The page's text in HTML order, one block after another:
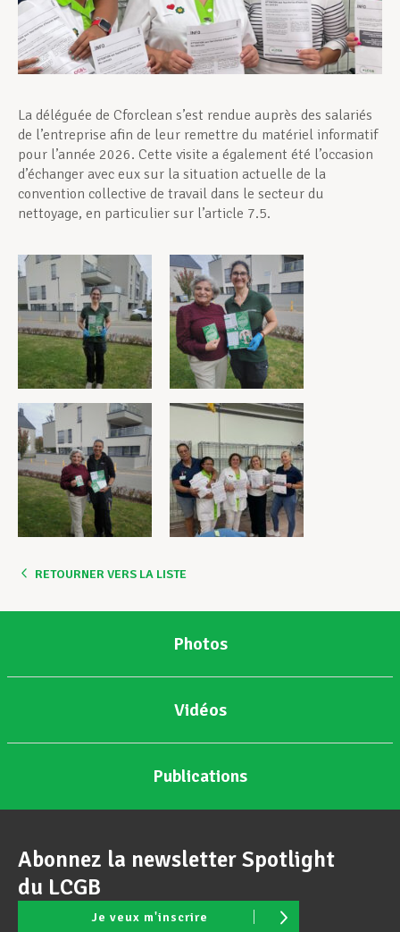
La déléguée de Cforclean s’est rendue auprès des salariés
de l’entreprise afin de leur remettre du matériel informatif
pour l’année 2026. Cette visite a également été l’occasion
d’échanger avec eux sur la situation actuelle de la
convention collective de travail dans le secteur du
nettoyage, en particulier sur l’article 7.5.
RETOURNER VERS LA LISTE
Photos
Vidéos
Publications
Abonnez la newsletter Spotlight
du LCGB
Je veux m'inscrire